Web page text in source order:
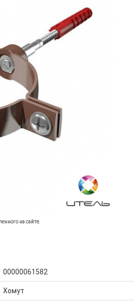
на сайте.
00000061582
Хомут